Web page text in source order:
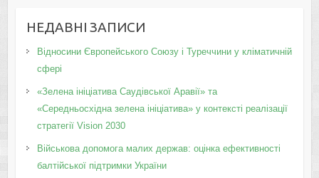
НЕДАВНІ ЗАПИСИ
Відносини Європейського Союзу і Туреччини у кліматичній
сфері
«Зелена ініціатива Саудівської Аравії» та
«Середньосхідна зелена ініціатива» у контексті реалізації
стратегії Vision 2030
Військова допомога малих держав: оцінка ефективності
балтійської підтримки України